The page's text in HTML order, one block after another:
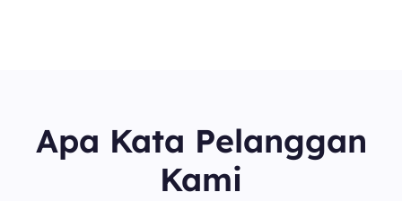
Apa Kata Pelanggan
Kami